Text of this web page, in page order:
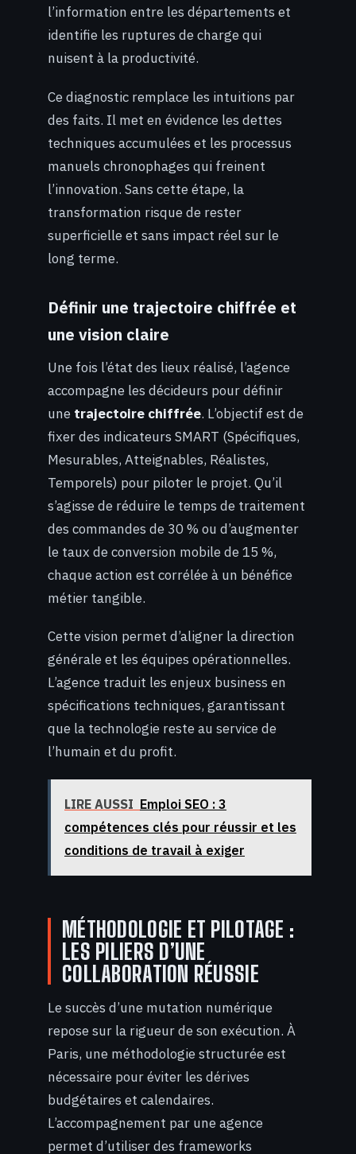
l’information entre les départements et
identifie les ruptures de charge qui
nuisent à la productivité.
Ce diagnostic remplace les intuitions par
des faits. Il met en évidence les dettes
techniques accumulées et les processus
manuels chronophages qui freinent
l’innovation. Sans cette étape, la
transformation risque de rester
superficielle et sans impact réel sur le
long terme.
Définir une trajectoire chiffrée et
une vision claire
Une fois l’état des lieux réalisé, l’agence
accompagne les décideurs pour définir
une trajectoire chiffrée. L’objectif est de
fixer des indicateurs SMART (Spécifiques,
Mesurables, Atteignables, Réalistes,
Temporels) pour piloter le projet. Qu’il
s’agisse de réduire le temps de traitement
des commandes de 30 % ou d’augmenter
le taux de conversion mobile de 15 %,
chaque action est corrélée à un bénéfice
métier tangible.
Cette vision permet d’aligner la direction
générale et les équipes opérationnelles.
L’agence traduit les enjeux business en
spécifications techniques, garantissant
que la technologie reste au service de
l’humain et du profit.
LIRE AUSSI Emploi SEO : 3
compétences clés pour réussir et les
conditions de travail à exiger
MÉTHODOLOGIE ET PILOTAGE :
LES PILIERS D’UNE
COLLABORATION RÉUSSIE
Le succès d’une mutation numérique
repose sur la rigueur de son exécution. À
Paris, une méthodologie structurée est
nécessaire pour éviter les dérives
budgétaires et calendaires.
L’accompagnement par une agence
permet d’utiliser des frameworks